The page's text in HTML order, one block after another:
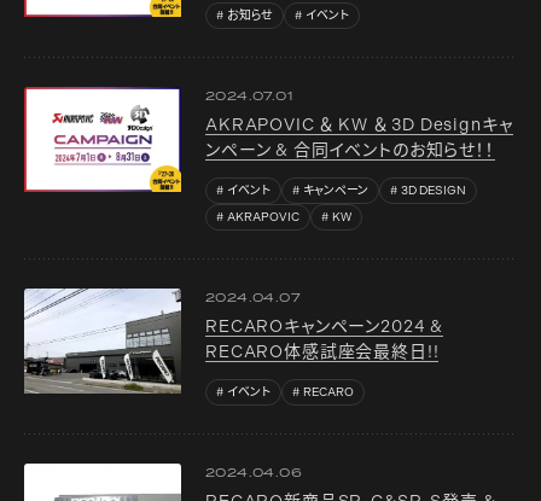
お知らせ イベント
2024.07.01
AKRAPOVIC ＆ KW ＆ 3D Designキャ
ンペーン & 合同イベントのお知らせ！！
イベント キャンペーン
3D DESIGN
AKRAPOVIC
KW
2024.04.07
RECAROキャンペーン2024 &
RECARO体感試座会最終日!!
イベント RECARO
2024.04.06